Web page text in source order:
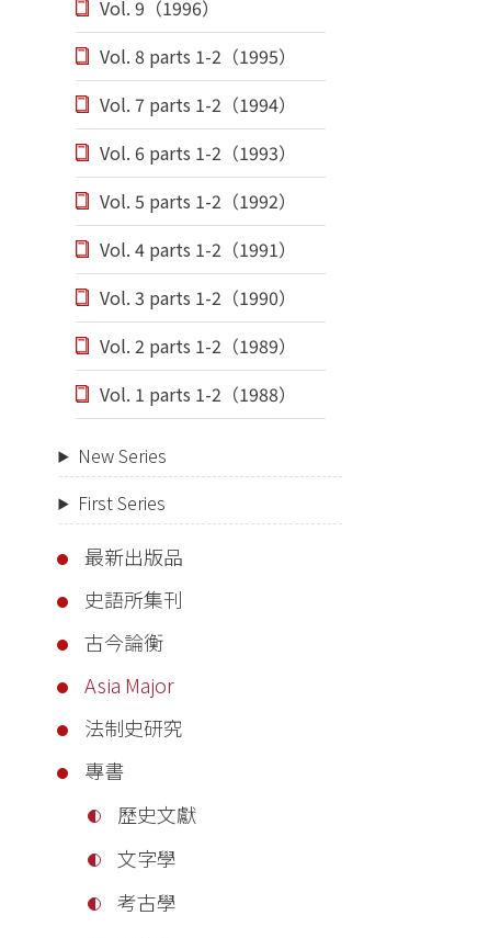
Vol. 9（1996）
Vol. 8 parts 1-2（1995）
Vol. 7 parts 1-2（1994）
Vol. 6 parts 1-2（1993）
Vol. 5 parts 1-2（1992）
Vol. 4 parts 1-2（1991）
Vol. 3 parts 1-2（1990）
Vol. 2 parts 1-2（1989）
Vol. 1 parts 1-2（1988）
New Series
First Series
最新出版品
史語所集刊
古今論衡
Asia Major
法制史研究
專書
歷史文獻
文字學
考古學